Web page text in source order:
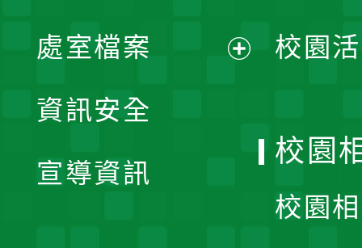
單
處室檔案
資訊安全
宣導資訊
校園
校園
校園